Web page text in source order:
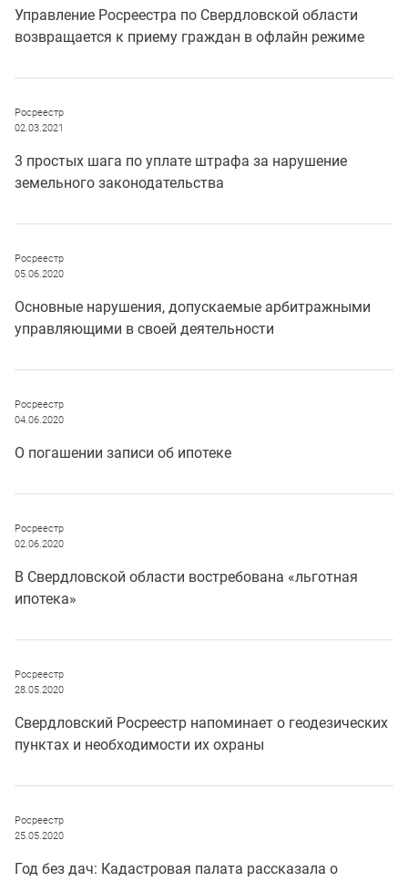
Управление Росреестра по Свердловской области
возвращается к приему граждан в офлайн режиме
Росреестр
02.03.2021
3 простых шага по уплате штрафа за нарушение
земельного законодательства
Росреестр
05.06.2020
Основные нарушения, допускаемые арбитражными
управляющими в своей деятельности
Росреестр
04.06.2020
О погашении записи об ипотеке
Росреестр
02.06.2020
В Свердловской области востребована «льготная
ипотека»
Росреестр
28.05.2020
Свердловский Росреестр напоминает о геодезических
пунктах и необходимости их охраны
Росреестр
25.05.2020
Год без дач: Кадастровая палата рассказала о